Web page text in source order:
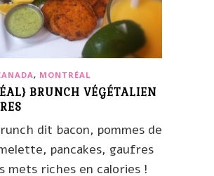
, MONTRÉAL
BRUNCH VÉGÉTALIEN
dit bacon, pommes de
pancakes, gaufres
mets riches en calories !